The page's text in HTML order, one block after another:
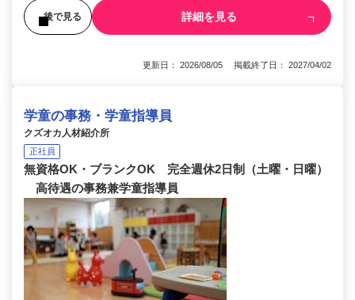
後で見る 詳細を見る
更新日： 2026/08/05 掲載終了日： 2027/04/02
学童の事務・学童指導員
クズオカ人材紹介所
正社員
無資格OK・ブランクOK 完全週休2日制（土曜・日曜）
高待遇の事務兼学童指導員